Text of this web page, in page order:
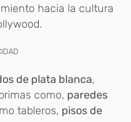
hacia la cultura
de plata blanca,
como, paredes
tableros, pisos de